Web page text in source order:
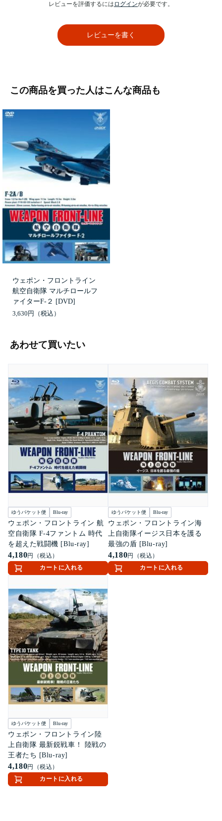
レビューを評価するには ログインが必要です。
レビューを書く
この商品を買った人はこんな商品も
ウェポン・フロントライン
航空自衛隊 マルチロールフ
ァイターF-２ [DVD]
3,630円
あわせて買いたい
ゆうパケット便 Blu-ray
ウェポン・フロントライン 航
空自衛隊 F-4ファントム 時代
を超えた戦闘機 [Blu-ray]
4,180円（税込）
カートに入れる
ゆうパケット便 Blu-ray
ウェポン・フロントライン海
上自衛隊イージス日本を護る
最強の盾 [Blu-ray]
4,180円（税込）
カートに入れる
ゆうパケット便 Blu-ray
ウェポン・フロントライン陸
上自衛隊 最新鋭戦車！ 陸戦の
王者たち [Blu-ray]
4,180円（税込）
カートに入れる